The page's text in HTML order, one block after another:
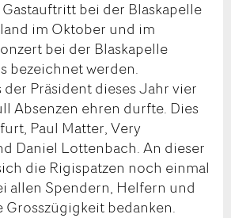
bei der Blaskapelle
im Oktober und im
bei der Blaskapelle
bezeichnet werden.
der Präsident dieses Jahr vier
Absenzen ehren durfte. Dies
Paul Matter, Very
Daniel Lottenbach. An dieser
die Rigispatzen noch einmal
allen Spendern, Helfern und
bedanken.